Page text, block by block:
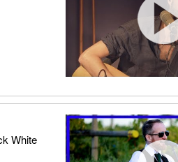
White